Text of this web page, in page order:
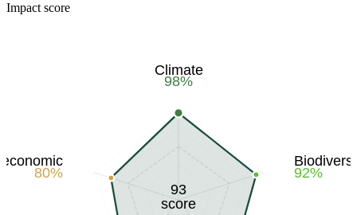
Impact score
Climate
98%
92%
80%
93
score